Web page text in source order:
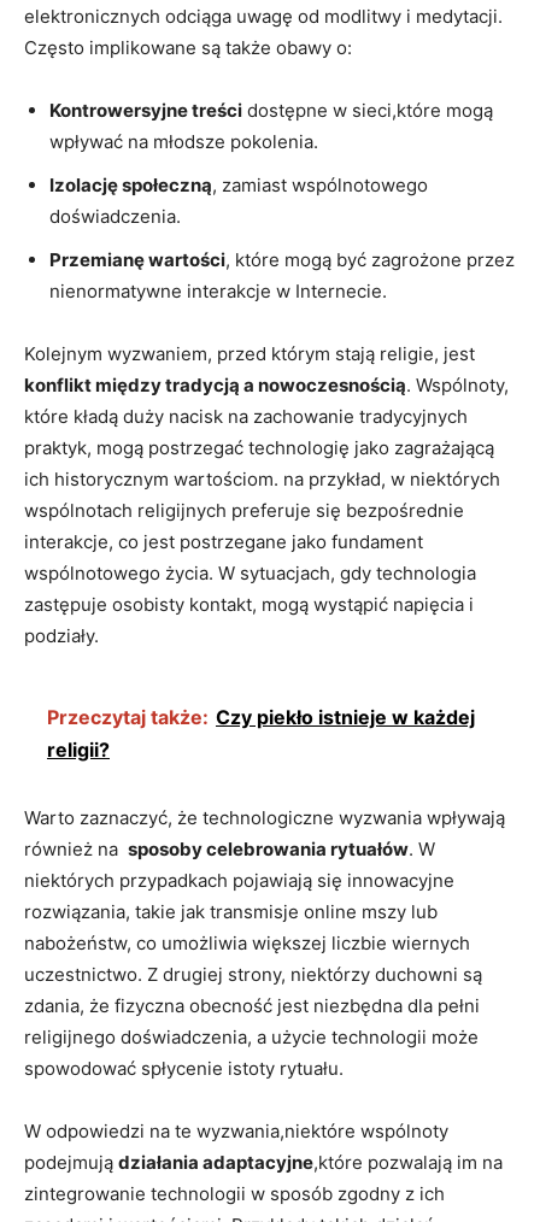
⁢elektronicznych odciąga uwagę od modlitwy‌ i medytacji.
Często implikowane są także obawy o:
Kontrowersyjne treści dostępne w sieci,które mogą
wpływać na młodsze pokolenia.
Izolację społeczną, zamiast wspólnotowego
doświadczenia.
Przemianę wartości, ⁢które ‍mogą być zagrożone przez
nienormatywne interakcje‍ w Internecie.
Kolejnym wyzwaniem, przed którym stają religie, jest
konflikt między tradycją a nowoczesnością. ⁤Wspólnoty,
⁤które kładą ‍duży nacisk na zachowanie tradycyjnych
praktyk, mogą‌ postrzegać technologię ⁤jako zagrażającą
ich⁢ historycznym wartościom. na przykład, ‌w niektórych​
wspólnotach religijnych‍ preferuje się bezpośrednie
interakcje, co jest postrzegane jako fundament
wspólnotowego życia. W sytuacjach, gdy ⁤technologia
zastępuje osobisty kontakt, mogą​ wystąpić napięcia i
podziały.
Przeczytaj także: Czy piekło istnieje w każdej
religii?
Warto⁢ zaznaczyć, że technologiczne wyzwania wpływają
również na ⁢ sposoby ⁤celebrowania rytuałów. ‍W⁣
niektórych przypadkach pojawiają się innowacyjne
⁢rozwiązania, takie jak transmisje online ⁤mszy lub
nabożeństw,‌ co umożliwia większej liczbie wiernych⁣
uczestnictwo. Z drugiej strony, niektórzy duchowni są
‌zdania,‌ że fizyczna⁣ obecność jest niezbędna dla ‌pełni‍
religijnego doświadczenia, a użycie technologii może​
spowodować‍ spłycenie istoty rytuału.
W odpowiedzi na te wyzwania,niektóre⁣ wspólnoty
podejmują działania adaptacyjne,które pozwalają im na
zintegrowanie technologii w sposób zgodny z ich